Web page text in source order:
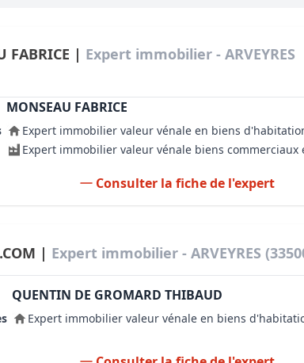
et compréhension d’un Plan Local d’Urbanisme
l'environnement et de l'immobilier
le droit au bail
FABRICE | Expert immobilier - ARVEYRES
MONSEAU FABRICE
Expert immobilier valeur vénale en biens
Expert immobilier valeur vénale biens commerciaux
Consulter la fiche de l'expert
| Expert immobilier - ARVEYRES
QUENTIN DE GROMARD THIBAUD
Expert immobilier valeur vénale en biens